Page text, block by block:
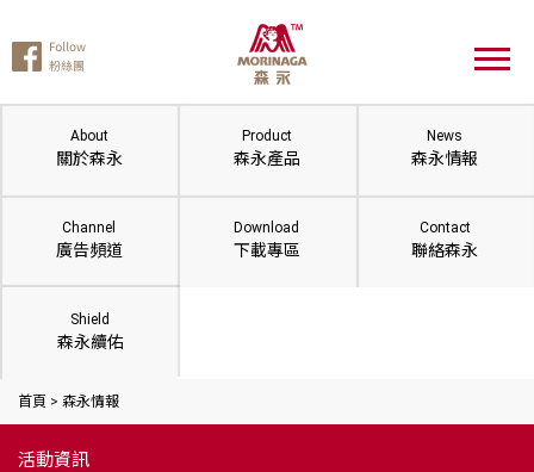
About
關於森永
Product
森永產品
News
森永情報
Channel
廣告頻道
Download
下載專區
Contact
聯絡森永
Shield
森永續佑
首頁 > 森永情報
活動資訊